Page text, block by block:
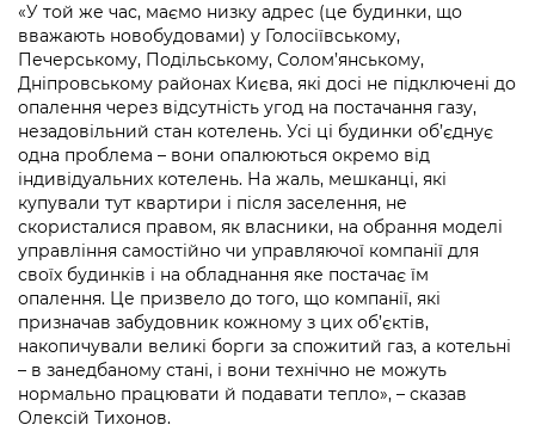
«У той же час, маємо низку адрес (це будинки, що
вважають новобудовами) у Голосіївському,
Печерському, Подільському, Солом’янському,
Дніпровському районах Києва, які досі не підключені до
опалення через відсутність угод на постачання газу,
незадовільний стан котелень. Усі ці будинки об’єднує
одна проблема – вони опалюються окремо від
індивідуальних котелень. На жаль, мешканці, які
купували тут квартири і після заселення, не
скористалися правом, як власники, на обрання моделі
управління самостійно чи управляючої компанії для
своїх будинків і на обладнання яке постачає їм
опалення. Це призвело до того, що компанії, які
призначав забудовник кожному з цих об’єктів,
накопичували великі борги за спожитий газ, а котельні
– в занедбаному стані, і вони технічно не можуть
нормально працювати й подавати тепло», – сказав
Олексій Тихонов.